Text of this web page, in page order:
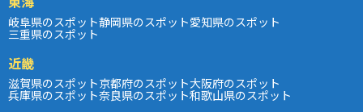
岐阜県のスポット静岡県のスポット愛知県のスポット
三重県のスポット
近畿
滋賀県のスポット京都府のスポット大阪府のスポット
兵庫県のスポット奈良県のスポット和歌山県のスポット